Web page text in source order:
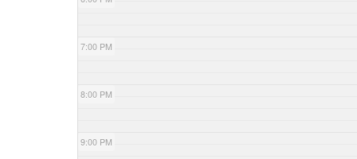
7:00 PM
8:00 PM
9:00 PM